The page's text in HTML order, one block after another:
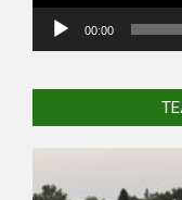
00:00